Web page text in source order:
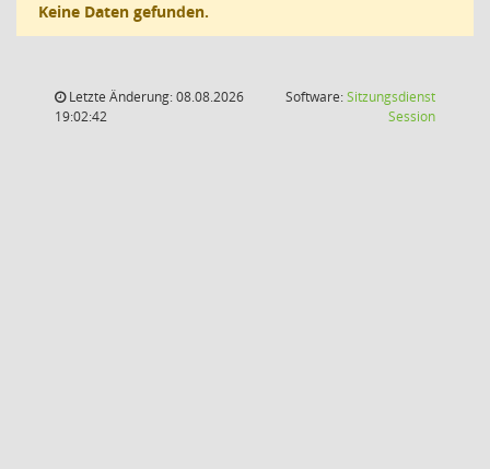
Keine Daten gefunden.
Letzte Änderung: 08.08.2026
19:02:42
Software:Sitzungsdienst
Session(Wird in